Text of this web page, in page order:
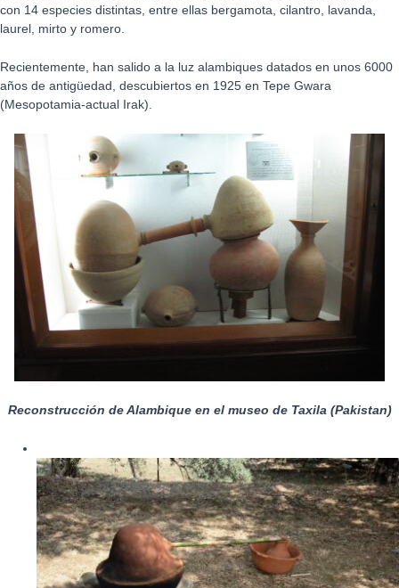
con 14 especies distintas, entre ellas bergamota, cilantro, lavanda,
laurel, mirto y romero.
Recientemente, han salido a la luz alambiques datados en unos 6000
años de antigüedad, descubiertos en 1925 en Tepe Gwara
(Mesopotamia-actual Irak).
Reconstrucción de Alambique en el museo de Taxila (Pakistan)